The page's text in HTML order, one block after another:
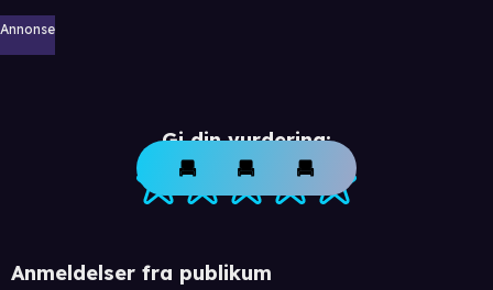
Annonse
Gi din vurdering:
Anmeldelser fra publikum